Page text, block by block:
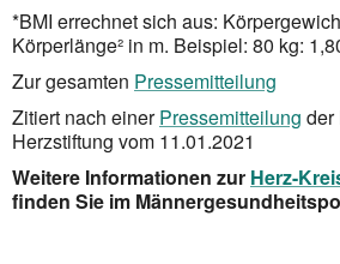
*BMI errechnet sich aus:
Körperlänge² in m. Beispiel: 80 kg:
Zur gesamten Pressemitteilung
Zitiert nach einerPressemitteilung der
Herzstiftung vom 11.01.2021
Weitere Informationen zur Herz-
finden Sie im